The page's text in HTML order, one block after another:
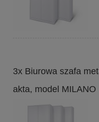
3x Biurowa szafa
akta, model MILANO